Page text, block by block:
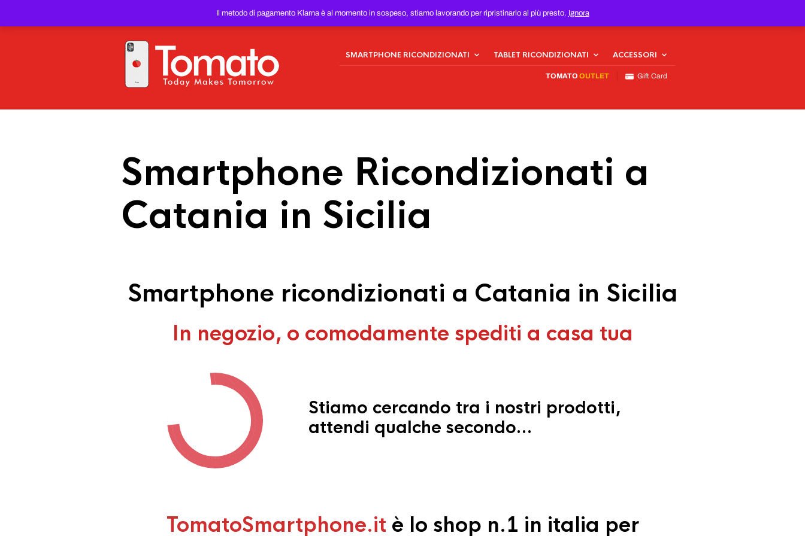
Il metodo di pagamento Klarna è al momento in sospeso, stiamo lavorando per ripristinarlo al più presto. Ignora
PREZZO DEL WEB!
SMARTPHONE RICONDIZIONATI TABLET RICONDIZIONATI ACCESSORI
TOMATO OUTLET Gift Card
Smartphone Ricondizionati a
Catania in Sicilia
Smartphone ricondizionati a Catania in Sicilia
In negozio, o comodamente spediti a casa tua
Stiamo cercando tra i nostri prodotti,
attendi qualche secondo…
TomatoSmartphone.it è lo shop n.1 in italia per